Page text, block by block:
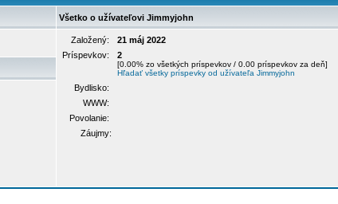
Všetko o užívateľovi Jimmyjohn
Založený:
21 máj 2022
Príspevkov:
2
[0.00% zo všetkých príspevkov / 0.00 príspevkov za deň]
Hľadať všetky príspevky od užívateľa Jimmyjohn
Bydlisko:
WWW:
Povolanie:
Záujmy: